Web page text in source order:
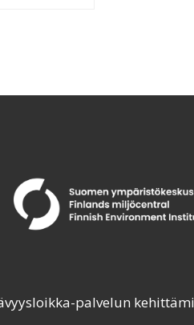
palvelun